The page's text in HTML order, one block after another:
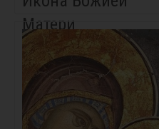
Матери
Купина»